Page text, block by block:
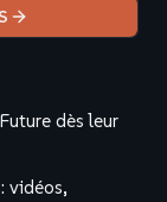
dès leur
vidéos,